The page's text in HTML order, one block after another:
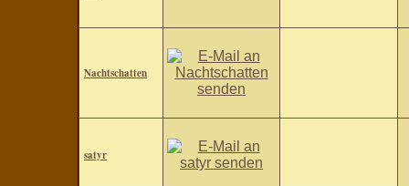
Nachtschatten
satyr